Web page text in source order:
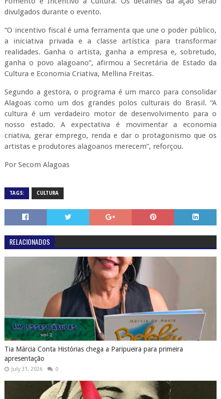
divulgados durante o evento.
“O incentivo fiscal é uma ferramenta que une o poder público,
a iniciativa privada e a classe artística para transformar
realidades. Ganha o artista, ganha a empresa e, sobretudo,
ganha o povo alagoano”, afirmou a Secretária de Estado da
Cultura e Economia Criativa, Mellina Freitas.
Segundo a gestora, o programa é um marco para consolidar
Alagoas como um dos grandes polos culturais do Brasil. “A
cultura é um verdadeiro motor de desenvolvimento para o
nosso estado. A expectativa é movimentar a economia
criativa, gerar emprego, renda e dar o protagonismo que os
artistas e produtores alagoanos merecem”, reforçou.
Por Secom Alagoas
TAGS: CULTURA
RELACIONADOS
Tia Márcia Conta Histórias chega a Paripueira para primeira
apresentação
July 31, 2026 0